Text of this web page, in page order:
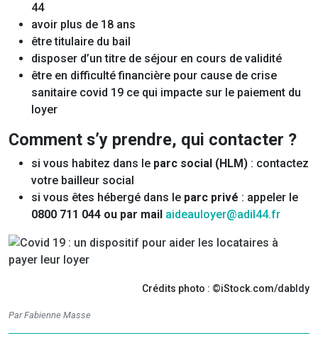
44
avoir plus de 18 ans
être titulaire du bail
disposer d’un titre de séjour en cours de validité
être en difficulté financière pour cause de crise
sanitaire covid 19 ce qui impacte sur le paiement du
loyer
Comment s’y prendre, qui contacter ?
si vous habitez dans le parc social (HLM) : contactez
votre bailleur social
si vous êtes hébergé dans le parc privé : appeler le
0800 711 044 ou par mail aideauloyer@adil44.fr
Crédits photo : ©iStock.com/dabldy
Par Fabienne Masse